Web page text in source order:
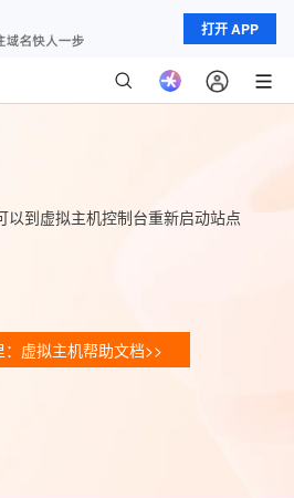
打开 APP
以到虚拟主机控制台重新启动站点
虚拟主机帮助文档>>